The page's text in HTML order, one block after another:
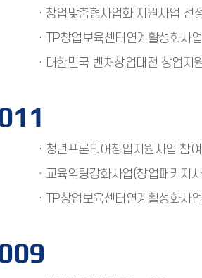
· 창업맞춤형사업화 지원사업 선
· TP창업보육센터연계활성화사
· 대한민국 벤처창업대전 창업지
· 청년프론티어창업지원사업 참
· 교육역량강화사업(창업패키지
· TP창업보육센터연계활성화사